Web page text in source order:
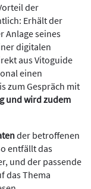
der
Erhält der
Anlage seines
digitalen
aus Vitoguide
einen
zum Gespräch mit
und wird zudem
der betroffenen
entfällt das
und der passende
das Thema